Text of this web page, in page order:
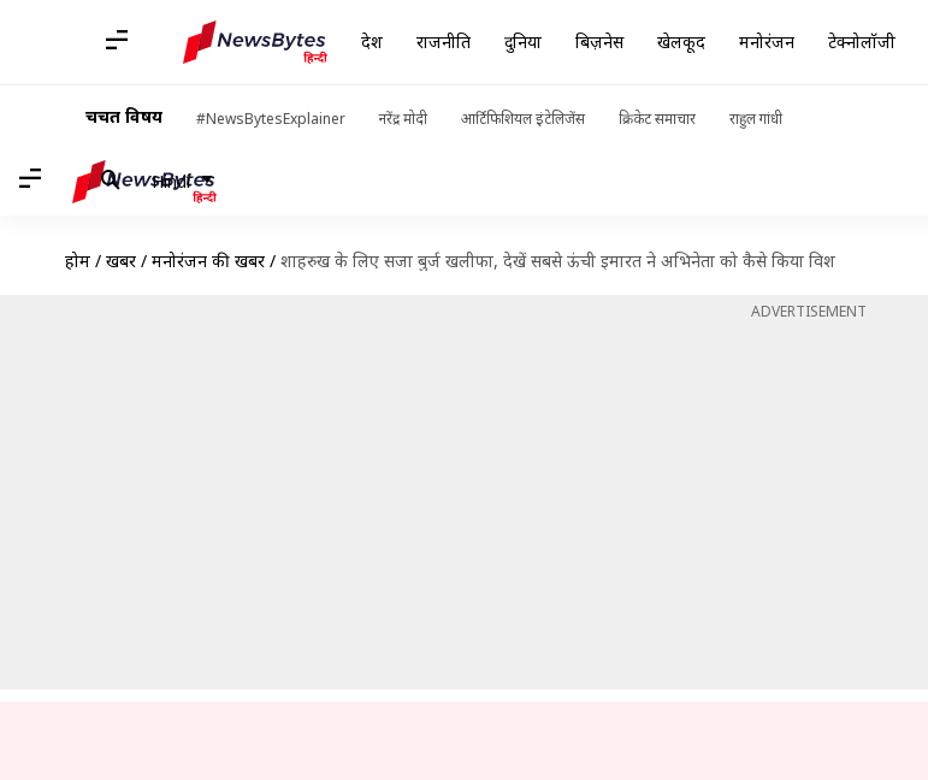
देश राजनीति दुनिया बिज़नेस खेलकूद मनोरंजन टेक्नोलॉजी
चर्चित विषय #NewsBytesExplainer नरेंद्र मोदी आर्टिफिशियल इंटेलिजेंस क्रिकेट समाचार राहुल गांधी
Hindi
होम / खबरें / मनोरंजन की खबरें / शाहरुख के लिए सजा बुर्ज खलीफा, देखें सबसे ऊंची इमारत ने अभिनेता को कैसे किया विश
ADVERTISEMENT